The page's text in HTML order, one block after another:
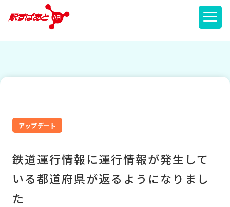
メニ
アップデート
鉄道運行情報に運行情報が発生して
いる都道府県が返るようになりまし
た